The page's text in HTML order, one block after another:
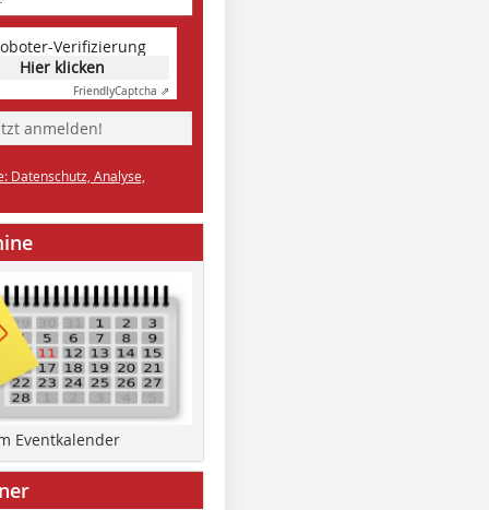
Verifizierung
Hier klicken
FriendlyCaptcha ⇗
anmelden!
Datenschutz, Analyse,
Eventkalender